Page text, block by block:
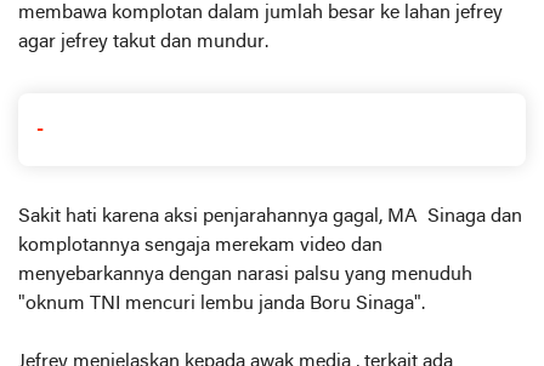
membawa komplotan dalam jumlah besar ke lahan jefrey
agar jefrey takut dan mundur.
-
Sakit hati karena aksi penjarahannya gagal, MA Sinaga dan
komplotannya sengaja merekam video dan
menyebarkannya dengan narasi palsu yang menuduh
"oknum TNI mencuri lembu janda Boru Sinaga".
Jefrey menjelaskan kepada awak media , terkait ada